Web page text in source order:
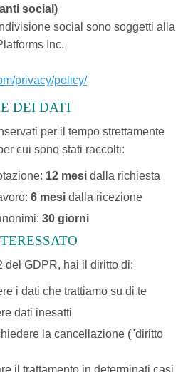
social)
social sono soggetti alla
Inc.
privacy/policy/
DEI DATI
per il tempo strettamente
cui sono stati raccolti:
12 mesi dalla richiesta
6 mesi dalla ricezione
30 giorni
del GDPR, hai il diritto di:
i dati che trattiamo su di te
dati inesatti
la cancellazione ("diritto
il trattamento in determinati casi